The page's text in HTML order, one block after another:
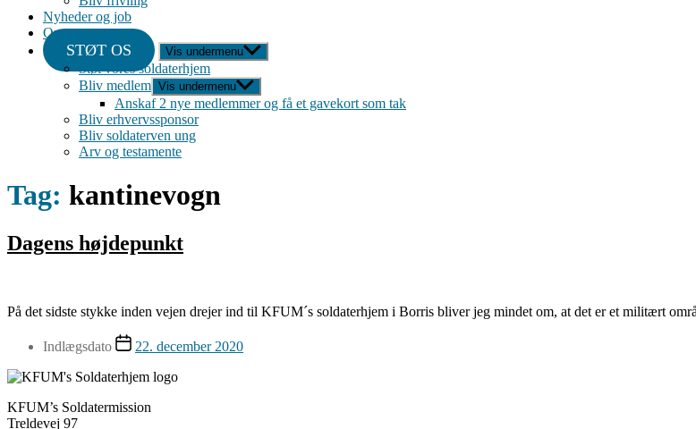
Nyheder og job
Om
STØT OS Vis undermenu
Støt vores soldaterhjem
Bliv medlem Vis undermenu
Anskaf 2 nye medlemmer og få et gavekort som tak
Bliv erhvervssponsor
Bliv soldaterven ung
Arv og testamente
Tag: kantinevogn
Dagens højdepunkt
På det sidste stykke inden vejen drejer ind til KFUM´s soldaterhjem i Borris bliver jeg mindet om, at det er et militært
Indlægsdato 22. december 2020
KFUM’s Soldatermission
Treldevej 97